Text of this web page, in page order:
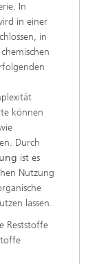
In
in einer
in
können
Durch
ist es
Nutzung
lassen.
Reststoffe